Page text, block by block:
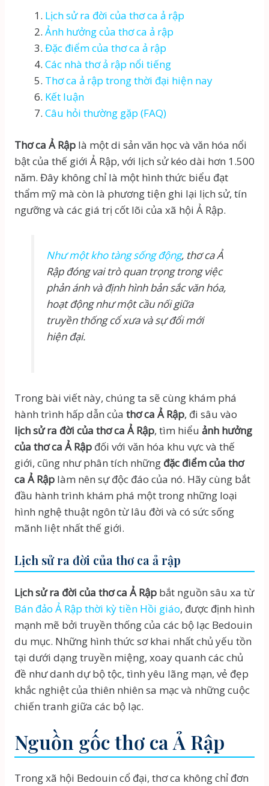
Lịch sử ra đời của thơ ca ả rập
Ảnh hưởng của thơ ca ả rập
Đặc điểm của thơ ca ả rập
Các nhà thơ ả rập nổi tiếng
Thơ ca ả rập trong thời đại hiện nay
Kết luận
Câu hỏi thường gặp (FAQ)
Thơ ca Ả Rậplà một di sản văn học và văn hóa nổi
bật của thế giới Ả Rập, với lịch sử kéo dài hơn 1.500
năm. Đây không chỉ là một hình thức biểu đạt
thẩm mỹ mà còn là phương tiện ghi lại lịch sử, tín
ngưỡng và các giá trị cốt lõi của xã hội Ả Rập.
Như một kho tàng sống động, thơ ca Ả
Rập đóng vai trò quan trọng trong việc
phản ánh và định hình bản sắc văn hóa,
hoạt động như một cầu nối giữa
truyền thống cổ xưa và sự đổi mới
hiện đại.
Trong bài viết này, chúng ta sẽ cùng khám phá
hành trình hấp dẫn của thơ ca Ả Rập, đi sâu vào
lịch sử ra đời của thơ ca Ả Rập, tìm hiểu ảnh hưởng
của thơ ca Ả Rậpđối với văn hóa khu vực và thế
giới, cũng như phân tích những đặc điểm của thơ
ca Ả Rậplàm nên sự độc đáo của nó. Hãy cùng bắt
đầu hành trình khám phá một trong những loại
hình nghệ thuật ngôn từ lâu đời và có sức sống
mãnh liệt nhất thế giới.
Lịch sử ra đời của thơ ca ả rập
Lịch sử ra đời của thơ ca Ả Rậpbắt nguồn sâu xa từ
Bán đảo Ả Rập thời kỳ tiền Hồi giáo, được định hình
mạnh mẽ bởi truyền thống của các bộ lạc Bedouin
du mục. Những hình thức sơ khai nhất chủ yếu tồn
tại dưới dạng truyền miệng, xoay quanh các chủ
đề như danh dự bộ tộc, tình yêu lãng mạn, vẻ đẹp
khắc nghiệt của thiên nhiên sa mạc và những cuộc
chiến tranh giữa các bộ lạc.
Nguồn gốc thơ ca Ả Rập
Trong xã hội Bedouin cổ đại, thơ ca không chỉ đơn